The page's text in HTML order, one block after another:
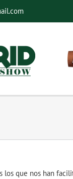
los que nos han